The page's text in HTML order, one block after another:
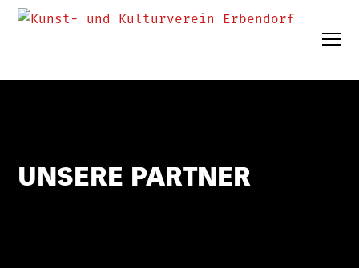
UNSERE PARTNER